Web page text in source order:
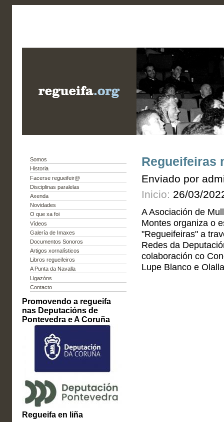
Somos
Historia
Facerse regueifeir@
Disciplinas paralelas
Axenda
Novidades
O que xa foi
Vídeos
Galería de Imaxes
Documentos Sonoros
Artigos xornalísticos
Libros regueifeiros
A Punta da Navalla
Ligazóns
Contacto
Promovendo a regueifa
nas Deputacións de
Pontevedra e A Coruña
Regueifa en liña
Regueifeiras
Enviado por
Inicio: 26/03/
A Asociación de
Montes organiza o
"Regueifeiras" a
Redes da
colaboración co
Lupe Blanco e